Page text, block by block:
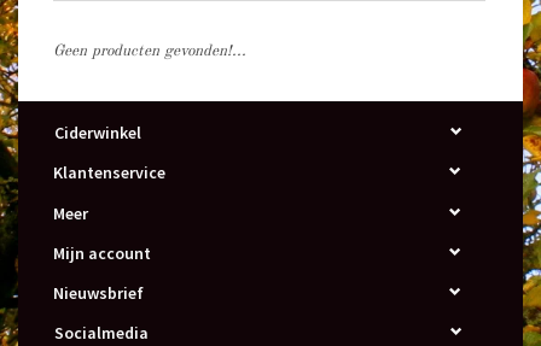
Geen producten gevonden!...
Ciderwinkel
Klantenservice
Meer
Mijn account
Nieuwsbrief
Socialmedia